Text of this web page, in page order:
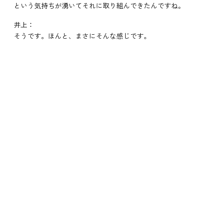
という気持ちが湧いてそれに取り組んできたんですね。
井上：
そうです。ほんと、まさにそんな感じです。